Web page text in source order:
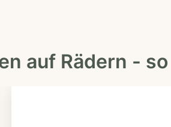
auf Rädern -